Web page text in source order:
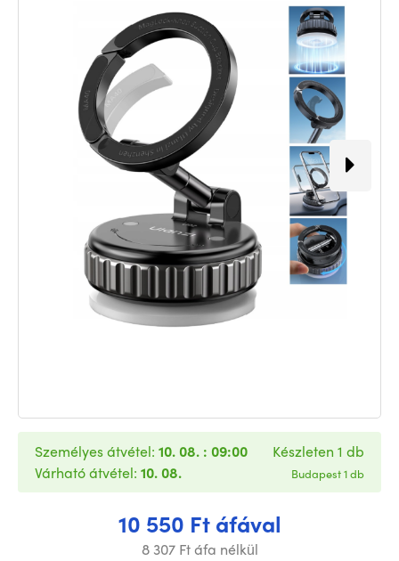
10 550 Ft áfával
8 307 Ft áfa nélkül
Személyes átvétel: 10. 08. : 09:00
Várható átvétel: 10. 08.
Készleten 1 db
Budapest 1 db